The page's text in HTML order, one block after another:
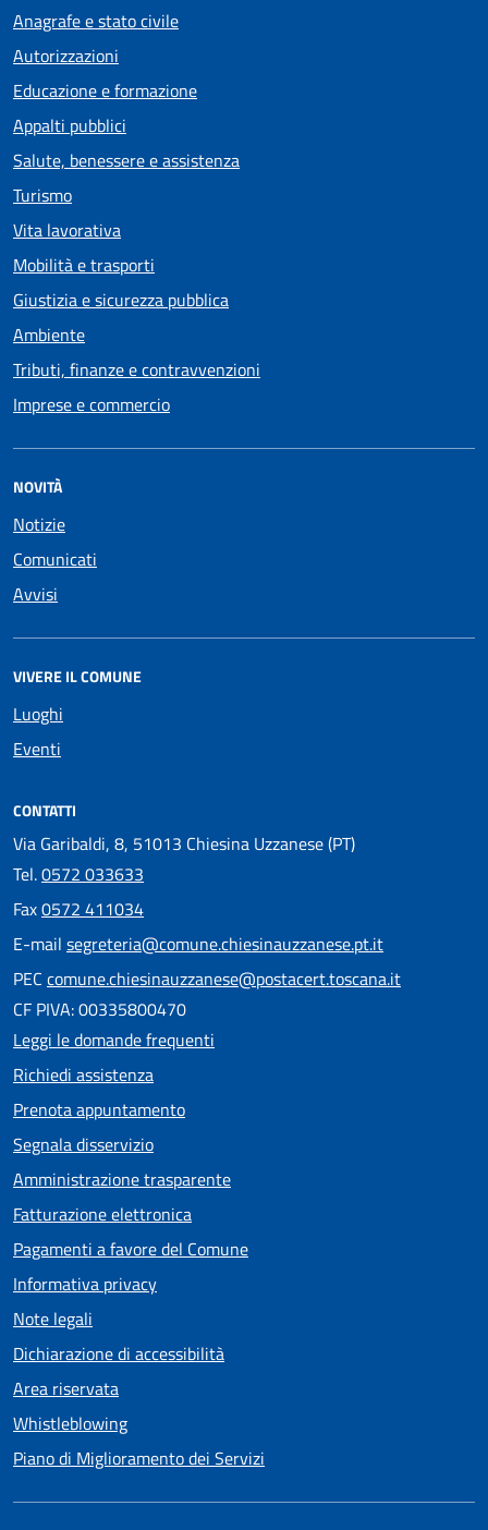
Anagrafe e stato civile
Autorizzazioni
Educazione e formazione
Appalti pubblici
Salute, benessere e assistenza
Turismo
Vita lavorativa
Mobilità e trasporti
Giustizia e sicurezza pubblica
Ambiente
Tributi, finanze e contravvenzioni
Imprese e commercio
NOVITÀ
Notizie
Comunicati
Avvisi
VIVERE IL COMUNE
Luoghi
Eventi
CONTATTI
Via Garibaldi, 8, 51013 Chiesina Uzzanese (PT)
Tel.0572 033633
Fax0572 411034
E-mail segreteria@comune.chiesinauzzanese.pt.it
PEC comune.chiesinauzzanese@postacert.toscana.it
CF PIVA: 00335800470
Leggi le domande frequenti
Richiedi assistenza
Prenota appuntamento
Segnala disservizio
Amministrazione trasparente
Fatturazione elettronica
Pagamenti a favore del Comune
Informativa privacy
Note legali
Dichiarazione di accessibilità
Area riservata
Whistleblowing
Piano di Miglioramento dei Servizi